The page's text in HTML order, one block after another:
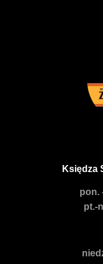
Księdza
pon.
pt.-